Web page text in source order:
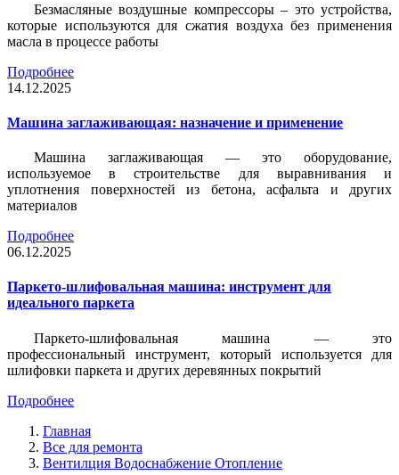
Безмасляные воздушные компрессоры – это устройства,
которые используются для сжатия воздуха без применения
масла в процессе работы
Подробнее
14.12.2025
Машина заглаживающая: назначение и применение
Машина заглаживающая — это оборудование,
используемое в строительстве для выравнивания и
уплотнения поверхностей из бетона, асфальта и других
материалов
Подробнее
06.12.2025
Паркето-шлифовальная машина: инструмент для
идеального паркета
Паркето-шлифовальная машина — это
профессиональный инструмент, который используется для
шлифовки паркета и других деревянных покрытий
Подробнее
Главная
Все для ремонта
Вентилция Водоснабжение Отопление